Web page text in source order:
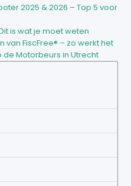
2025 & 2026 – Top 5 voor
is wat je moet weten
FiscFree® – zo werkt het
Motorbeurs in Utrecht